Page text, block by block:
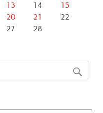
13 14
15
20 21
22
27
28